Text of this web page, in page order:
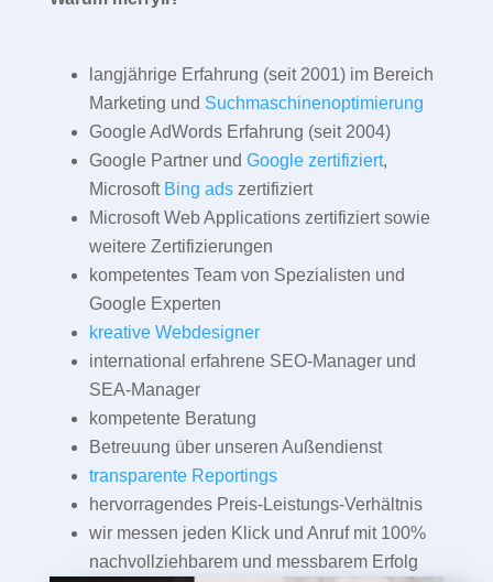
langjährige Erfahrung (seit 2001) im Bereich
Marketing und Suchmaschinenoptimierung
Google AdWords Erfahrung (seit 2004)
Google Partner und Google zertifiziert,
Microsoft Bing adszertifiziert
Microsoft Web Applications zertifiziert sowie
weitere Zertifizierungen
kompetentes Team von Spezialisten und
Google Experten
kreative Webdesigner
international erfahrene SEO-Manager und
SEA-Manager
kompetente Beratung
Betreuung über unseren Außendienst
transparente Reportings
hervorragendes Preis-Leistungs-Verhältnis
wir messen jeden Klick und Anruf mit 100%
nachvollziehbarem und messbarem Erfolg